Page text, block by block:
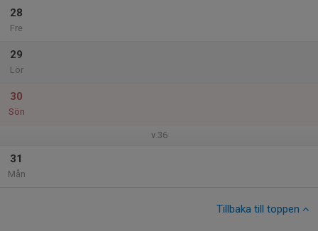
28
Fre
29
Lör
30
Sön
v.36
31
Mån
Tillbaka till toppen